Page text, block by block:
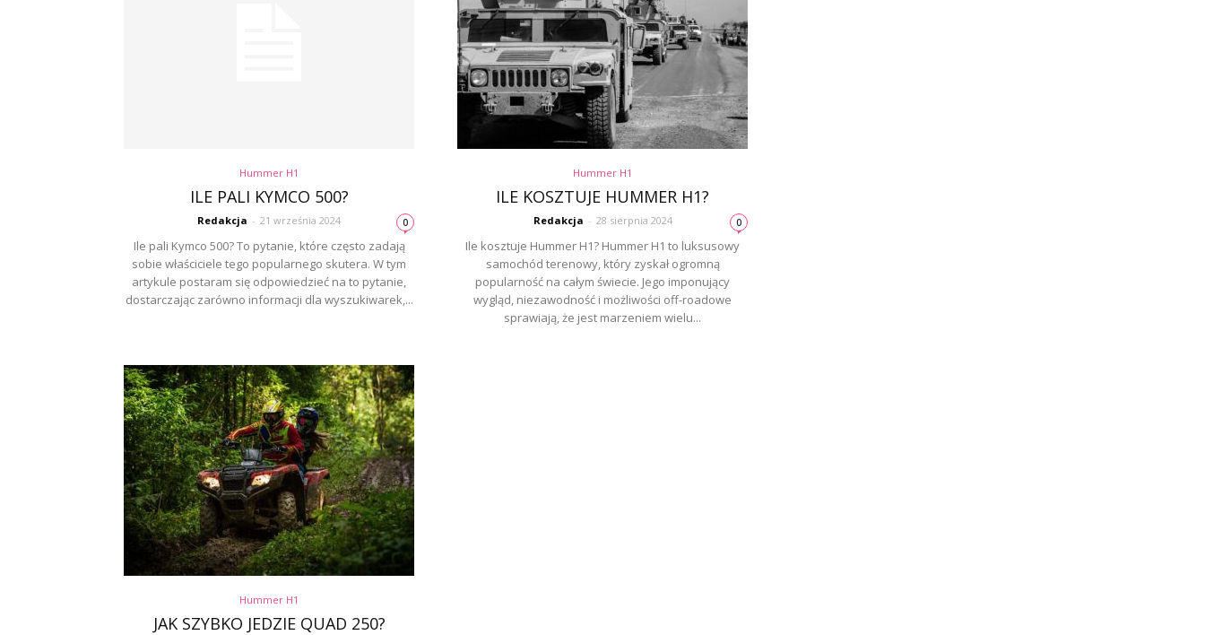
Hummer H1
ILE PALI KYMCO 500?
Redakcja - 21 września 2024 0
Ile pali Kymco 500? To pytanie, które często zadają
sobie właściciele tego popularnego skutera. W tym
artykule postaram się odpowiedzieć na to pytanie,
dostarczając zarówno informacji dla wyszukiwarek,...
Hummer H1
ILE KOSZTUJE HUMMER H1?
Redakcja - 28 sierpnia 2024 0
Ile kosztuje Hummer H1? Hummer H1 to luksusowy
samochód terenowy, który zyskał ogromną
popularność na całym świecie. Jego imponujący
wygląd, niezawodność i możliwości off-roadowe
sprawiają, że jest marzeniem wielu...
Hummer H1
JAK SZYBKO JEDZIE QUAD 250?